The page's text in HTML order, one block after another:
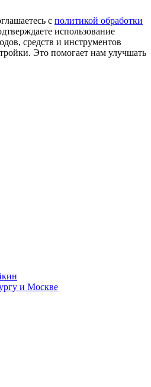
с политикой обработки
использование
средств и инструментов
Это помогает нам улучшать
и Москве